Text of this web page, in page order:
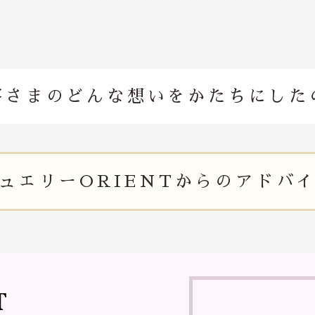
さまのどんな想いを かたちにした
エリー ORIENTからの アドバ